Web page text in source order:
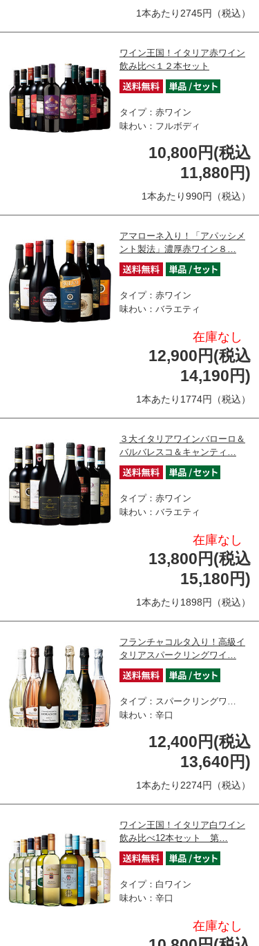
1本あたり2745円（税込）
ワイン王国！イタリア赤ワイン
飲み比べ１２本セット
タイプ：赤ワイン
味わい：フルボディ
10,800円(税込
11,880円)
1本あたり990円（税込）
アマローネ入り！「アパッシメ
ント製法」濃厚赤ワイン８…
タイプ：赤ワイン
味わい：バラエティ
在庫なし
12,900円(税込
14,190円)
1本あたり1774円（税込）
３大イタリアワインバローロ＆
バルバレスコ＆キャンティ…
タイプ：赤ワイン
味わい：バラエティ
在庫なし
13,800円(税込
15,180円)
1本あたり1898円（税込）
フランチャコルタ入り！高級イ
タリアスパークリングワイ…
タイプ：スパークリングワ…
味わい：辛口
12,400円(税込
13,640円)
1本あたり2274円（税込）
ワイン王国！イタリア白ワイン
飲み比べ12本セット 第…
タイプ：白ワイン
味わい：辛口
在庫なし